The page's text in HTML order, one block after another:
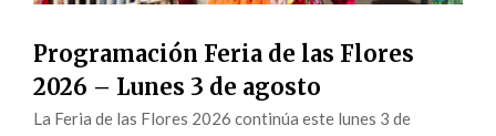
Programación Feria de las Flores
2026 – Lunes 3 de agosto
La Feria de las Flores 2026 continúa este lunes 3 de